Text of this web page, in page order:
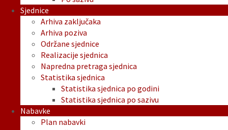
Sjednice
Arhiva zaključaka
Arhiva poziva
Održane sjednice
Realizacije sjednica
Napredna pretraga sjednica
Statistika sjednica
Statistika sjednica po godini
Statistika sjednica po sazivu
Nabavke
Plan nabavki